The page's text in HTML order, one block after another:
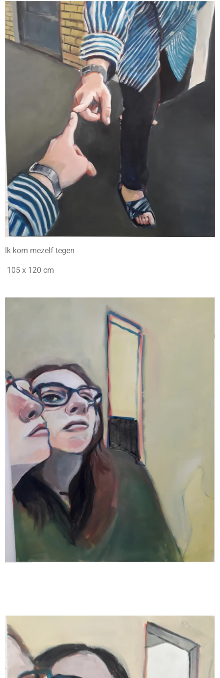
Ik kom mezelf tegen
105 x 120 cm